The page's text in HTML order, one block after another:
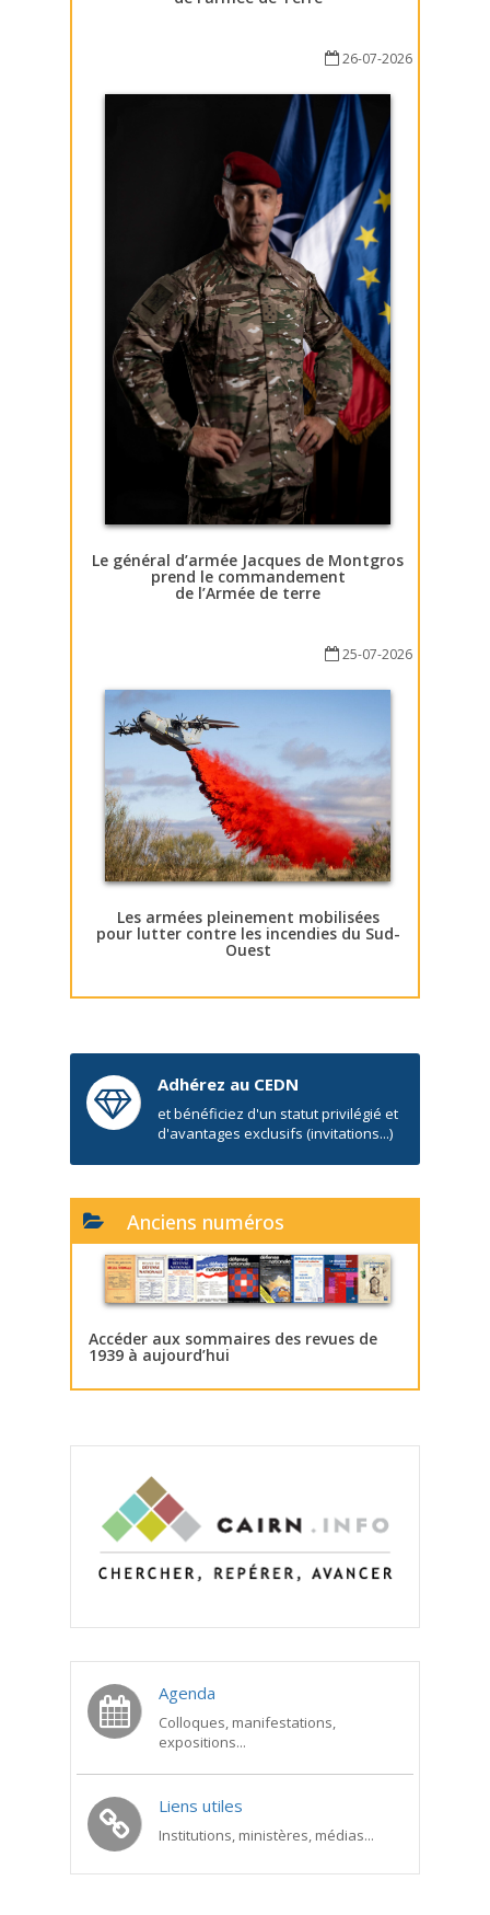
26-07-2026
Le général d’armée Jacques de Montgros
prend le commandement
de l’Armée de terre
25-07-2026
Les armées pleinement mobilisées
pour lutter contre les incendies du Sud-
Ouest
Adhérez au CEDN
et bénéficiez d'un statut privilégié et
d'avantages exclusifs (invitations...)
Anciens numéros
Accéder aux sommaires des revues de
1939 à aujourd’hui
Agenda
Colloques, manifestations,
expositions...
Liens utiles
Institutions, ministères, médias...